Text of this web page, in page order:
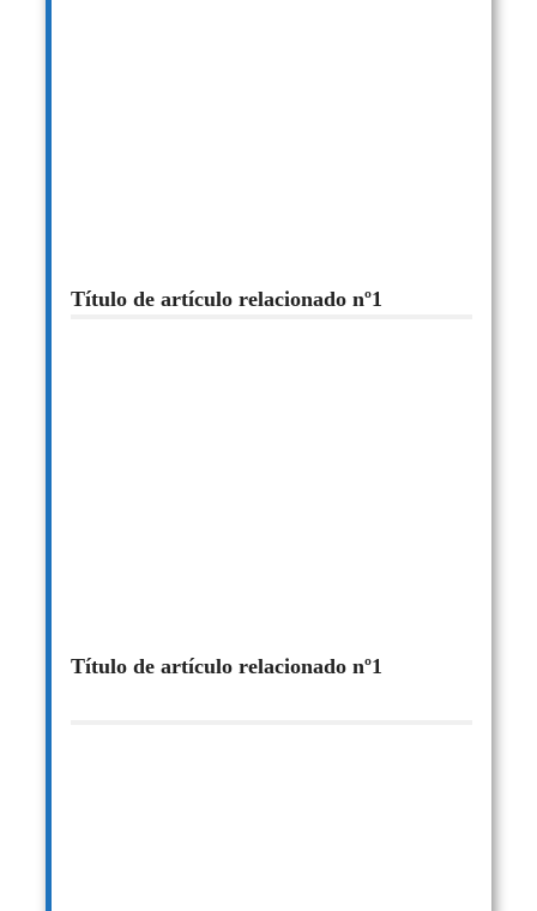
Título de artículo relacionado nº1
Título de artículo relacionado nº1